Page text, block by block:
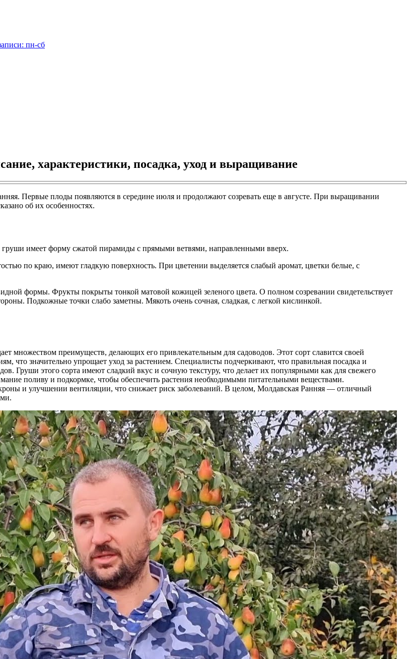
пн-сб
характеристики, посадка, уход и выращивание
Первые плоды появляются в середине июля и продолжают созревать еще в августе. При выращивании
об их особенностях.
груши имеет форму сжатой пирамиды с прямыми ветвями, направленными вверх.
по краю, имеют гладкую поверхность. При цветении выделяется слабый аромат, цветки белые, с
формы. Фрукты покрыты тонкой матовой кожицей зеленого цвета. О полном созревании свидетельствует
Подкожные точки слабо заметны. Мякоть очень сочная, сладкая, с легкой кислинкой.
множеством преимуществ, делающих его привлекательным для садоводов. Этот сорт славится своей
что значительно упрощает уход за растением. Специалисты подчеркивают, что правильная посадка и
Груши этого сорта имеют сладкий вкус и сочную текстуру, что делает их популярными как для свежего
поливу и подкормке, чтобы обеспечить растения необходимыми питательными веществами.
и улучшении вентиляции, что снижает риск заболеваний. В целом, Молдавская Ранняя — отличный